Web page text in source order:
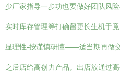
少厂家指导一步功也要做好团队风
实时库存管理等打确留更长生机于
显理性-按谨慎研懂——适当期再做
之后店给高创力产品。出店放通过